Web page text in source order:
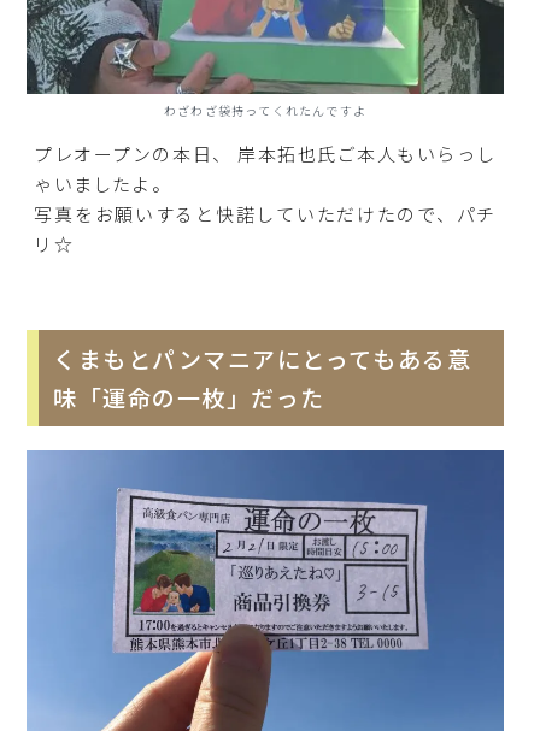
わざわざ袋持ってくれたんですよ
プレオープンの本日、 岸本拓也氏ご本人もいらっし
ゃいましたよ。
写真をお願いすると快諾していただけたので、パチ
リ☆
くまもとパンマニアにとってもある意
味「運命の一枚」だった